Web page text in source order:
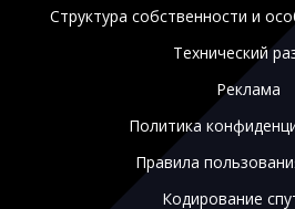
Структура собственности и
Технический
Реклама
Политика
Правила
Кодирование